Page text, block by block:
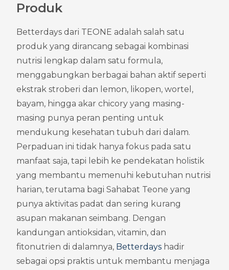
Produk
Betterdays dari TEONE adalah salah satu
produk yang dirancang sebagai kombinasi
nutrisi lengkap dalam satu formula,
menggabungkan berbagai bahan aktif seperti
ekstrak stroberi dan lemon, likopen, wortel,
bayam, hingga akar chicory yang masing-
masing punya peran penting untuk
mendukung kesehatan tubuh dari dalam.
Perpaduan ini tidak hanya fokus pada satu
manfaat saja, tapi lebih ke pendekatan holistik
yang membantu memenuhi kebutuhan nutrisi
harian, terutama bagi Sahabat Teone yang
punya aktivitas padat dan sering kurang
asupan makanan seimbang. Dengan
kandungan antioksidan, vitamin, dan
fitonutrien di dalamnya, Betterdays hadir
sebagai opsi praktis untuk membantu menjaga